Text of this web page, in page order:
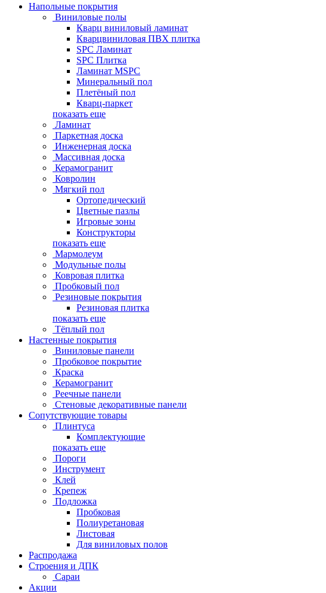
Напольные покрытия
Виниловые полы
Кварц виниловый ламинат
Кварцвиниловая ПВХ плитка
SPC Ламинат
SPC Плитка
Ламинат MSPC
Минеральный пол
Плетёный пол
Кварц-паркет
показать еще
Ламинат
Паркетная доска
Инженерная доска
Массивная доска
Керамогранит
Ковролин
Мягкий пол
Ортопедический
Цветные пазлы
Игровые зоны
Конструкторы
показать еще
Мармолеум
Модульные полы
Ковровая плитка
Пробковый пол
Резиновые покрытия
Резиновая плитка
показать еще
Тёплый пол
Настенные покрытия
Виниловые панели
Пробковое покрытие
Краска
Керамогранит
Реечные панели
Стеновые декоративные панели
Сопутствующие товары
Плинтуса
Комплектующие
показать еще
Пороги
Инструмент
Клей
Крепеж
Подложка
Пробковая
Полиуретановая
Листовая
Для виниловых полов
Распродажа
Строения и ДПК
Сараи
Акции